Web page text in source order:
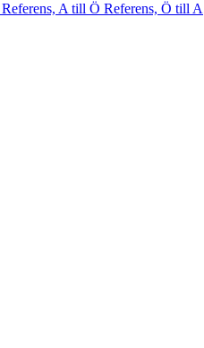
Referens, A till Ö Referens, Ö till A